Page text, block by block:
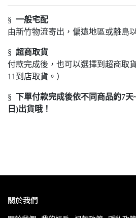
§ 一般宅配
由新竹物流寄出，偏遠地區或離島
§ 超商取貨
付款完成後，也可以選擇到超商取
11到店取貨。）
§ 下單付款完成後依不同商品約7天
日)出貨哦！
關於我們